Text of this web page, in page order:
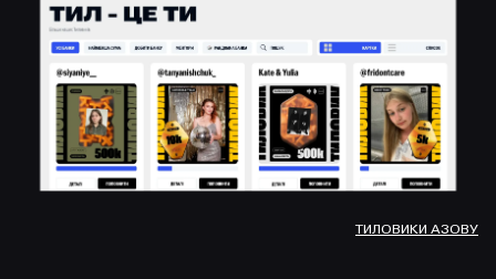
ТИЛОВИКИ АЗОВУ